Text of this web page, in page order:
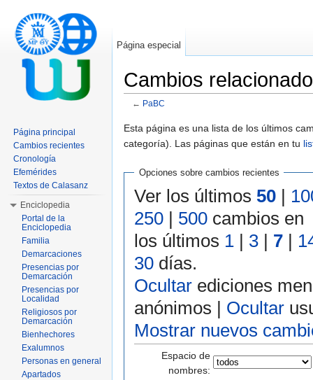
Cambios
← PaBC
Esta página es una lista de los últimos
categoría). Las páginas que están en tu
Opciones sobre cambios recientes
Ver los últimos 50 |
250 | 500 cambios en
los últimos 1 | 3 | 7 |
30 días.
Ocultar ediciones
anónimos | Ocultar
Mostrar nuevos
Espacio de
nombres:
Página especial
Página principal
Cambios recientes
Cronología
Efemérides
Textos de Calasanz
Enciclopedia
Portal de la
Enciclopedia
Familia
Demarcaciones
Presencias por
Demarcación
Presencias por
Localidad
Religiosos por
Demarcación
Bienhechores
Exalumnos
Personas en general
Apartados